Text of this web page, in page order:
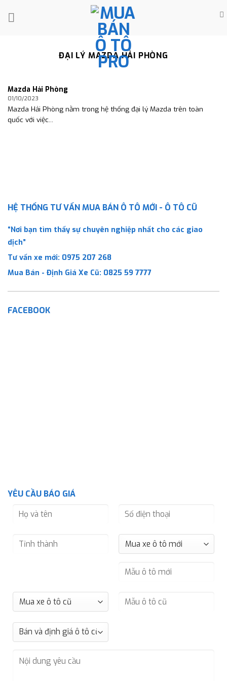
ĐẠI LÝ MAZDA HẢI PHÒNG
Mazda Hải Phòng
01/10/2023
Mazda Hải Phòng nằm trong hệ thống đại lý Mazda trên toàn
quốc với việc...
HỆ THỐNG TƯ VẤN MUA BÁN Ô TÔ MỚI - Ô TÔ CŨ
“Nơi bạn tìm thấy sự chuyên nghiệp nhất cho các giao
dịch”
Tư vấn xe mới: 0975 207 268
Mua Bán - Định Giá Xe Cũ: 0825 59 7777
FACEBOOK
YÊU CẦU BÁO GIÁ